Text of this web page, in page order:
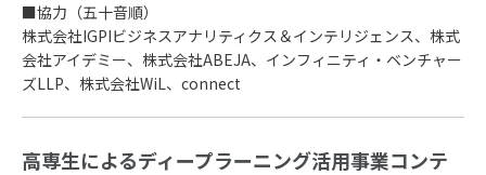
■協力（五十音順）
株式会社IGPIビジネスアナリティクス＆インテリジェンス、株式
会社アイデミー、株式会社ABEJA、インフィニティ・ベンチャー
ズLLP、株式会社WiL、connect
高専生によるディープラーニング活用事業コンテ